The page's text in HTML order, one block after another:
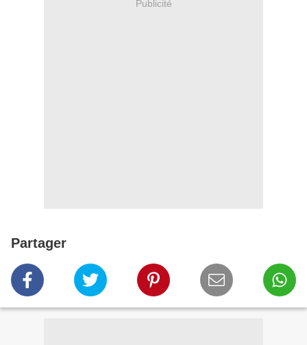
Publicité
Partager